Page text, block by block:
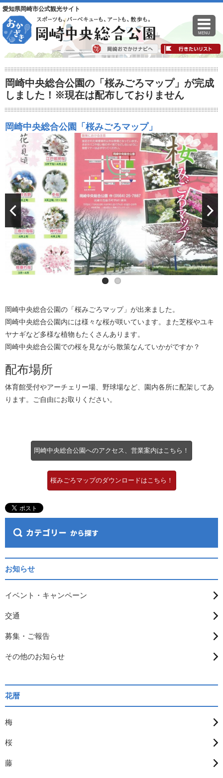
愛知県岡崎市公式観光サイト
MENU
岡崎中央総合公園の「桜みごろマップ」が完成
しました！※現在は配布しておりません
岡崎中央総合公園「桜みごろマップ」
岡崎中央総合公園の「桜みごろマップ」が出来ました。
岡崎中央総合公園内には様々な桜が咲いています。また芝桜やユキ
ヤナギなど多様な植物もたくさんあります。
岡崎中央総合公園での桜を見ながら散策なんていかがですか？
配布場所
体育館受付やアーチェリー場、野球場など、園内各所に配架してあ
ります。ご自由にお取りください。
岡崎中央総合公園へのアクセス、営業案内はこちら！
桜みごろマップのダウンロードはこちら！
お知らせ
イベント・キャンペーン
交通
募集・ご報告
その他のお知らせ
花暦
梅
桜
藤